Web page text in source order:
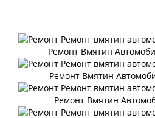
Ремонт Вмятин
Ремонт Вмятин
Ремонт Вмятин